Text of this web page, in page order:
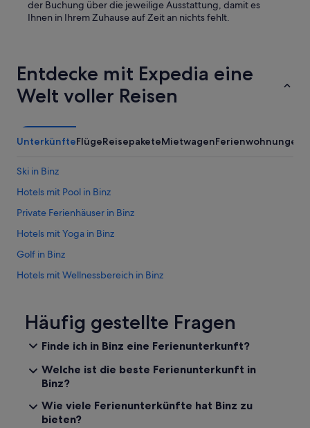
der Buchung über die jeweilige Ausstattung, damit es
Ihnen in Ihrem Zuhause auf Zeit an nichts fehlt.
Entdecke mit Expedia eine
Welt voller Reisen
UnterkünfteFlügeReisepaketeMietwagenFerienwohnungen
Ski in Binz
Hotels mit Pool in Binz
Private Ferienhäuser in Binz
Hotels mit Yoga in Binz
Golf in Binz
Hotels mit Wellnessbereich in Binz
Hotels mit Restaurant in Binz
Hausboote in Binz
Gasthöfe in Binz
Baumhäuser in Binz
Häufig gestellte Fragen
Finde ich in Binz eine Ferienunterkunft?
Welche ist die beste Ferienunterkunft in
Binz?
Wie viele Ferienunterkünfte hat Binz zu
bieten?